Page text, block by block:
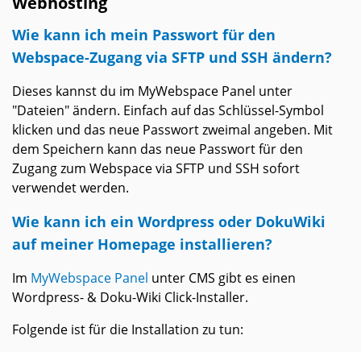
Wie kann ich mein Passwort für den
Webspace-Zugang via SFTP und SSH ändern?
Dieses kannst du im MyWebspace Panel unter
"Dateien" ändern. Einfach auf das Schlüssel-Symbol
klicken und das neue Passwort zweimal angeben. Mit
dem Speichern kann das neue Passwort für den
Zugang zum Webspace via SFTP und SSH sofort
verwendet werden.
Wie kann ich ein Wordpress oder DokuWiki
auf meiner Homepage installieren?
Im MyWebspace Panel unter CMS gibt es einen
Wordpress- & Doku-Wiki Click-Installer.
Folgende ist für die Installation zu tun: